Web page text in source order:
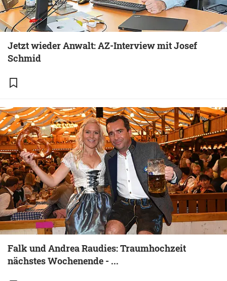
Jetzt wieder Anwalt: AZ-Interview mit Josef
Schmid
Falk und Andrea Raudies: Traumhochzeit
nächstes Wochenende - ...